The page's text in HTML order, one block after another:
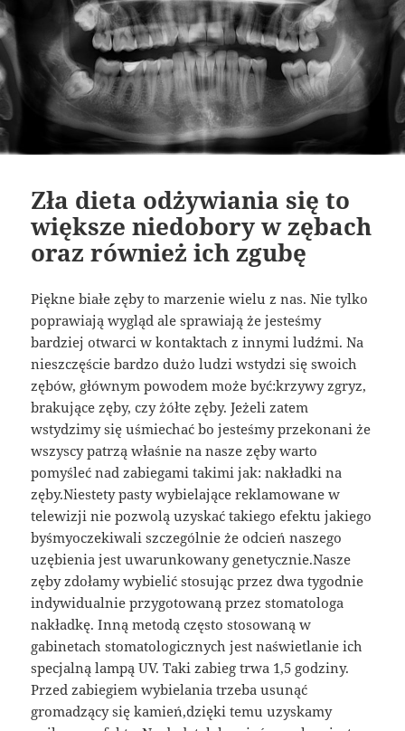
Zła dieta odżywiania się to
większe niedobory w zębach
oraz również ich zgubę
Piękne białe zęby to marzenie wielu z nas. Nie tylko
poprawiają wygląd ale sprawiają że jesteśmy
bardziej otwarci w kontaktach z innymi ludźmi. Na
nieszczęście bardzo dużo ludzi wstydzi się swoich
zębów, głównym powodem może być:krzywy zgryz,
brakujące zęby, czy żółte zęby. Jeżeli zatem
wstydzimy się uśmiechać bo jesteśmy przekonani że
wszyscy patrzą właśnie na nasze zęby warto
pomyśleć nad zabiegami takimi jak: nakładki na
zęby.Niestety pasty wybielające reklamowane w
telewizji nie pozwolą uzyskać takiego efektu jakiego
byśmyoczekiwali szczególnie że odcień naszego
uzębienia jest uwarunkowany genetycznie.Nasze
zęby zdołamy wybielić stosując przez dwa tygodnie
indywidualnie przygotowaną przez stomatologa
nakładkę. Inną metodą często stosowaną w
gabinetach stomatologicznych jest naświetlanie ich
specjalną lampą UV. Taki zabieg trwa 1,5 godziny.
Przed zabiegiem wybielania trzeba usunąć
gromadzący się kamień,dzięki temu uzyskamy